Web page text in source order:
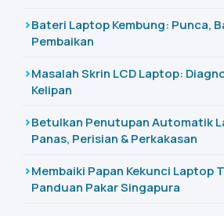
Bateri Laptop Kembung: Punca,
Pembaikan
Masalah Skrin LCD Laptop:
Kelipan
Betulkan Penutupan Automatik
Panas, Perisian & Perkakasan
Membaiki Papan Kekunci Laptop
Panduan Pakar Singapura